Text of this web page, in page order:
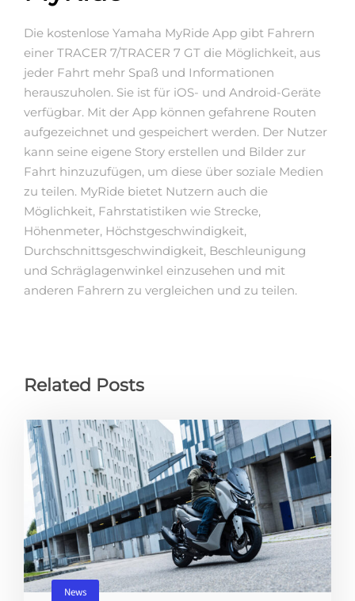
Die kostenlose Yamaha MyRide App gibt Fahrern
einer TRACER 7/TRACER 7 GT die Möglichkeit, aus
jeder Fahrt mehr Spaß und Informationen
herauszuholen. Sie ist für iOS- und Android-Geräte
verfügbar. Mit der App können gefahrene Routen
aufgezeichnet und gespeichert werden. Der Nutzer
kann seine eigene Story erstellen und Bilder zur
Fahrt hinzuzufügen, um diese über soziale Medien
zu teilen. MyRide bietet Nutzern auch die
Möglichkeit, Fahrstatistiken wie Strecke,
Höhenmeter, Höchstgeschwindigkeit,
Durchschnittsgeschwindigkeit, Beschleunigung
und Schräglagenwinkel einzusehen und mit
anderen Fahrern zu vergleichen und zu teilen.
Related Posts
News